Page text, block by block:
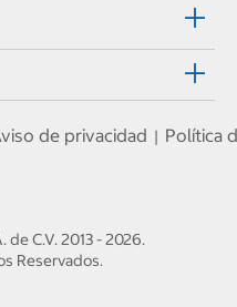
de privacidad | Política
de C.V.2013 - 2026.
Reservados.